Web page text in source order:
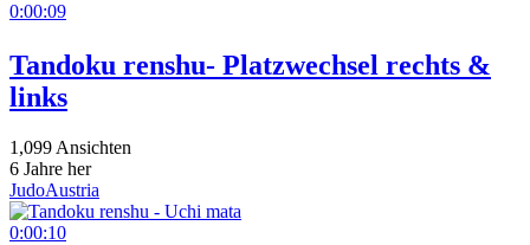
0:00:09
Tandoku renshu- Platzwechsel rechts &
links
1,099 Ansichten
6 Jahre her
JudoAustria
0:00:10